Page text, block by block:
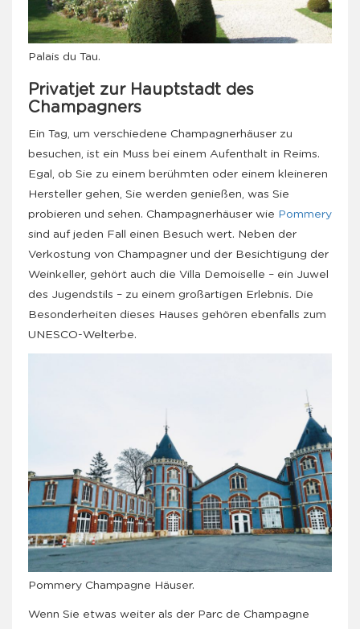
Palais du Tau.
Privatjet zur Hauptstadt des
Champagners
Ein Tag, um verschiedene Champagnerhäuser zu
besuchen, ist ein Muss bei einem Aufenthalt in Reims.
Egal, ob Sie zu einem berühmten oder einem kleineren
Hersteller gehen, Sie werden genießen, was Sie
probieren und sehen. Champagnerhäuser wie Pommery
sind auf jeden Fall einen Besuch wert. Neben der
Verkostung von Champagner und der Besichtigung der
Weinkeller, gehört auch die Villa Demoiselle – ein Juwel
des Jugendstils – zu einem großartigen Erlebnis. Die
Besonderheiten dieses Hauses gehören ebenfalls zum
UNESCO-Welterbe.
Pommery Champagne Häuser.
Wenn Sie etwas weiter als der Parc de Champagne